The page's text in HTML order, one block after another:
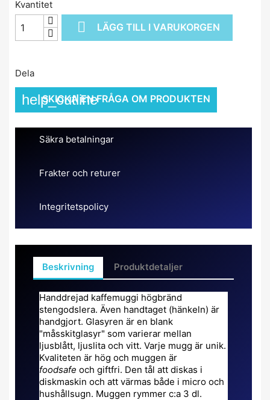
Kvantitet
 LÄGG TILL I VARUKORGEN
Dela
help_outline
SKICKA EN FRÅGA OM PRODUKTEN
Säkra betalningar
Frakter och returer
Integritetspolicy
Beskrivning Produktdetaljer
Handdrejad kaffemuggi högbränd
stengodslera. Även handtaget (hänkeln) är
handgjort. Glasyren är en blank
"måsskitglasyr" som varierar mellan
ljusblått, ljuslita och vitt. Varje mugg är unik.
Kvaliteten är hög och muggen är
foodsafe och giftfri. Den tål att diskas i
diskmaskin och att värmas både i micro och
hushållsugn. Muggen rymmer c:a 3 dl.